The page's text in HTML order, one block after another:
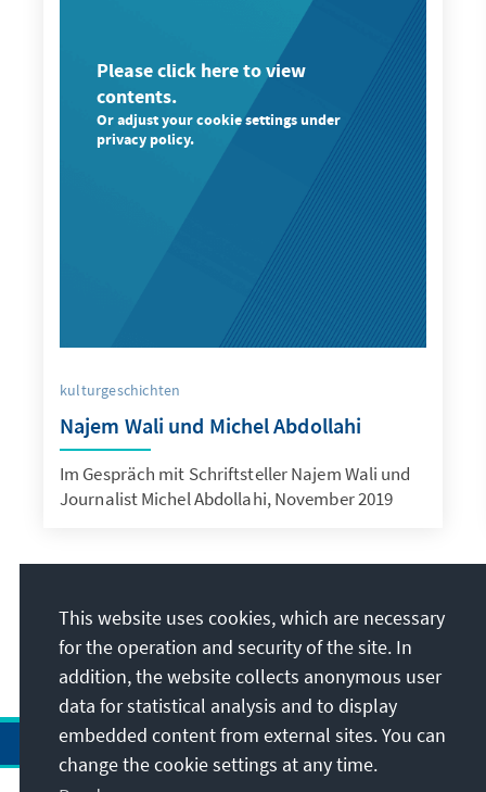
Please click here to view
contents.
Or adjust your cookie settings under
privacy policy.
kulturgeschichten
Najem Wali und Michel Abdollahi
Im Gespräch mit Schriftsteller Najem Wali und
Journalist Michel Abdollahi, November 2019
This website uses cookies, which are necessary
for the operation and security of the site. In
addition, the website collects anonymous user
data for statistical analysis and to display
embedded content from external sites. You can
change the cookie settings at any time.